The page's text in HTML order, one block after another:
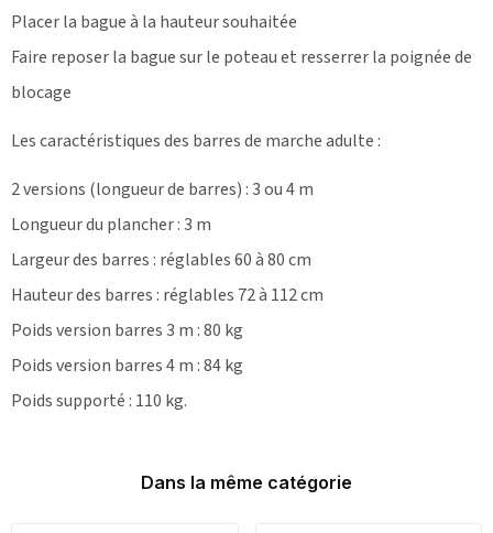
Placer la bague à la hauteur souhaitée
Faire reposer la bague sur le poteau et resserrer la poignée de
blocage
Les caractéristiques des barres de marche adulte :
2 versions (longueur de barres) : 3 ou 4 m
Longueur du plancher : 3 m
Largeur des barres : réglables 60 à 80 cm
Hauteur des barres : réglables 72 à 112 cm
Poids version barres 3 m : 80 kg
Poids version barres 4 m : 84 kg
Poids supporté : 110 kg.
Dans la même catégorie